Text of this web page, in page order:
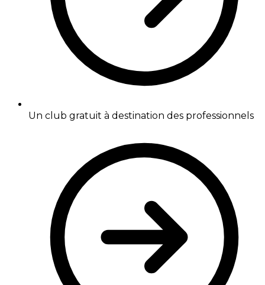
Un club gratuit à destination des professionnels